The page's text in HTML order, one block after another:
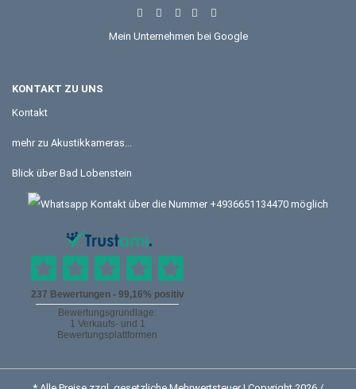
Mein Unternehmen bei Google
KONTAKT ZU UNS
Kontakt
mehr zu Akustikkameras...
Blick über Bad Lobenstein